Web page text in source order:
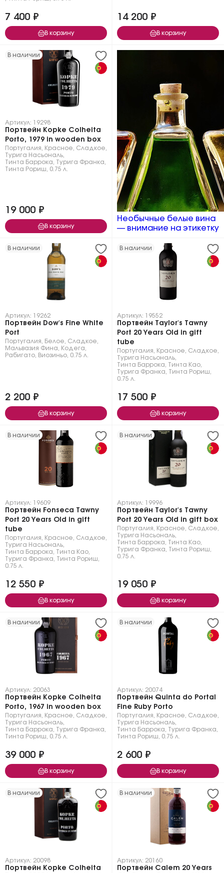
7 400 ₽
В корзину
14 200 ₽
В корзину
В наличии
Артикул: 19298
Портвейн Kopke Colheita
Porto, 1979 in wooden box
Португалия Красное Сладкое
Турига Насьональ
Тинта Баррока
Турига Франка
Тинта Рориш
0.75 л.
19 000 ₽
В корзину
Необычные белые вина
— внимание на этикетку
В наличии
Артикул: 19262
Портвейн Dow's Fine White
Port
Португалия Белое Сладкое
Мальвазия Фина
Кодега
Рабигато
Виозиньо 0.75 л.
2 200 ₽
В корзину
В наличии
Артикул: 19552
Портвейн Taylor's Tawny
Port 20 Years Old in gift
tube
Португалия Красное Сладкое
Турига Насьональ
Тинта Баррока
Тинта Као
Турига Франка
Тинта Рориш
0.75 л.
17 500 ₽
В корзину
В наличии
Артикул: 19609
Портвейн Fonseca Tawny
Port 20 Years Old in gift
tube
Португалия Красное Сладкое
Турига Насьональ
Тинта Баррока
Тинта Као
Турига Франка
Тинта Рориш
0.75 л.
12 550 ₽
В корзину
В наличии
Артикул: 19996
Портвейн Taylor's Tawny
Port 20 Years Old in gift box
Португалия Красное Сладкое
Турига Насьональ
Тинта Баррока
Тинта Као
Турига Франка
Тинта Рориш
0.75 л.
19 050 ₽
В корзину
В наличии
Артикул: 20063
Портвейн Kopke Colheita
Porto, 1967 in wooden box
Португалия Красное Сладкое
Турига Насьональ
Тинта Баррока
Турига Франка
Тинта Рориш
0.75 л.
39 000 ₽
В корзину
В наличии
Артикул: 20074
Портвейн Quinta do Portal
Fine Ruby Porto
Португалия Красное Сладкое
Турига Насьональ
Тинта Баррока
Турига Франка
Тинта Рориш
0.75 л.
2 600 ₽
В корзину
В наличии
Артикул: 20098
Портвейн Kopke Colheita
В наличии
Артикул: 20160
Портвейн Calem 20 Years